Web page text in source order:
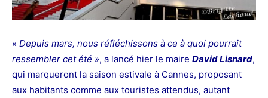
« Depuis mars, nous réfléchissons à ce à quoi pourrait
ressembler cet été », a lancé hier le maire David Lisnard,
qui marqueront la saison estivale à Cannes, proposant
aux habitants comme aux touristes attendus, autant